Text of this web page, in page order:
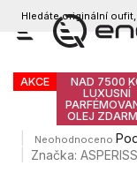
Přejít
Hledáte originální
Dámské
AKCE
NAD 7500
LUXUSNÍ
OLEJ
Průměrné
hodnocení
Neohodnoceno
Značka: